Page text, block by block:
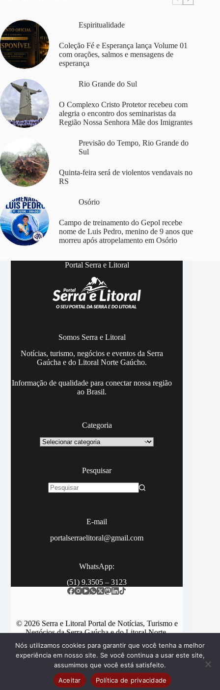
Espiritualidade
Coleção Fé e Esperança lança Volume 01
com orações, salmos e mensagens de
esperança
Rio Grande do Sul
O Complexo Cristo Protetor recebeu com
alegria o encontro dos seminaristas da
Região Nossa Senhora Mãe dos Imigrantes
Previsão do Tempo, Rio Grande do
Sul
Quinta-feira será de violentos vendavais no
RS
Osório
Campo de treinamento do Gepol recebe
nome de Luis Pedro, menino de 9 anos que
morreu após atropelamento em Osório
Portal Serra e Litoral
Somos Serra e Litoral
Notícias, turismo, negócios e eventos da Serra
Gaúcha e do Litoral Norte Gaúcho.
Informação de qualidade para conectar nossa região
ao Brasil.
Categoria
Categoria
Pesquisar
E-mail
portalserraelitoral@gmail.com
WhatsApp:
(51) 9.3505 – 3123
© 2026 Serra e Litoral Portal de Notícias, Turismo e
Negócios da Serra Gaúcha e do Litoral Norte.
Categorias Contato
Nós utilizamos cookies para garantir que você tenha a melhor
experiência em nosso site. Se você continua a usar este site,
assumimos que você está satisfeito.
Aceitar
Política de privacidade